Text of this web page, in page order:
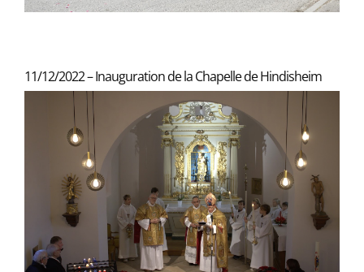
11/12/2022 – Inauguration de la Chapelle de Hindisheim